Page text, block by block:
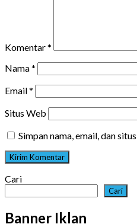
Komentar*
Nama*
Email*
Situs Web
Simpan nama, email, dan
Cari
Cari
Banner Iklan